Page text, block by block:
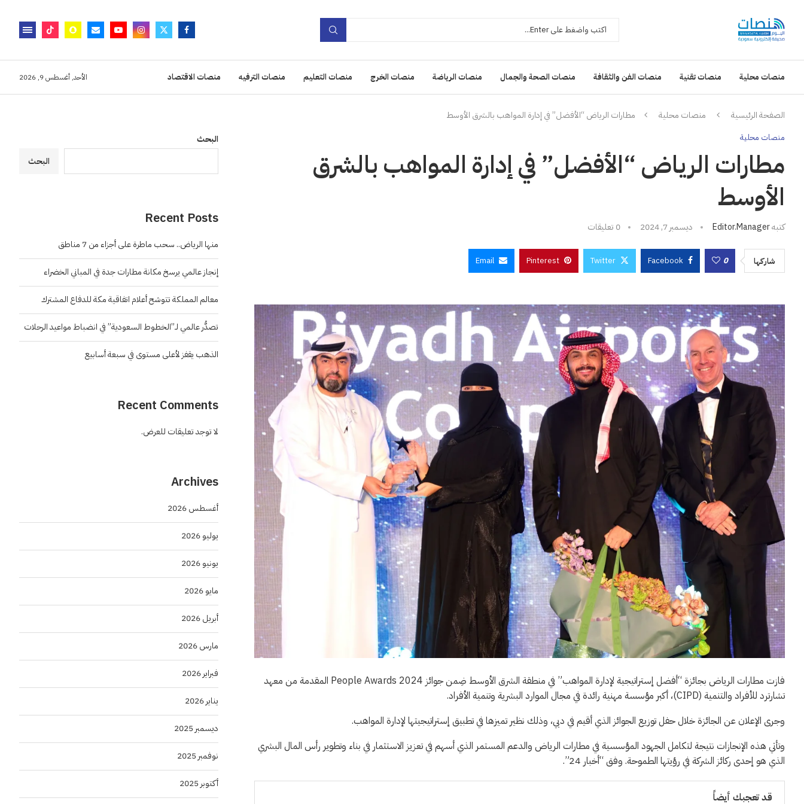
منصات محلية منصات تقنية منصات الفن والثقافة منصات الصحة والجمال منصات الرياضة منصات الخرج منصات التعليم منصات الترفيه منصات الاقتصاد الأحد, أغسطس 9, 2026
الصفحة الرئيسية منصات محلية مطارات الرياض “الأفضل” في إدارة المواهب بالشرق الأوسط
منصات محلية
مطارات الرياض “الأفضل” في إدارة المواهب بالشرق
الأوسط
كتبهEditor.manager ديسمبر 7, 2024 0 تعليقات
شاركها 0
Facebook
Twitter
Pinterest
Email
فازت مطارات الرياض بجائزة “أفضل إستراتيجية لإدارة المواهب” في منطقة الشرق الأوسط ضِمن جوائز People Awards 2024 المقدمة من معهد
تشارترد للأفراد والتنمية (CIPD)، أكبر مؤسسة مهنية رائدة في مجال الموارد البشرية وتنمية الأفراد.
وجرى الإعلان عن الجائزة خلال حفل توزيع الجوائز الذي أقيم في دبي، وذلك نظير تميزها في تطبيق إستراتيجيتها لإدارة المواهب.
وتأتي هذه الإنجازات نتيجة لتكامل الجهود المؤسسية في مطارات الرياض والدعم المستمر الذي أسهم في تعزيز الاستثمار في بناء وتطوير رأس المال البشري
الذي هو إحدى ركائز الشركة في رؤيتها الطموحة. وفق “أخبار 24”.
قد تعجبك أيضاً
البحث
البحث
Recent Posts
منها الرياض.. سحب ماطرة على أجزاء من 7 مناطق
إنجاز عالمي يرسخ مكانة مطارات جدة في المباني الخضراء
معالم المملكة تتوشح أعلام اتفاقية مكة للدفاع المشترك
تصدُّر عالمي لـ”الخطوط السعودية” في انضباط مواعيد الرحلات
الذهب يقفز لأعلى مستوى في سبعة أسابيع
Recent Comments
لا توجد تعليقات للعرض.
Archives
أغسطس 2026
يوليو 2026
يونيو 2026
مايو 2026
أبريل 2026
مارس 2026
فبراير 2026
يناير 2026
ديسمبر 2025
نوفمبر 2025
أكتوبر 2025